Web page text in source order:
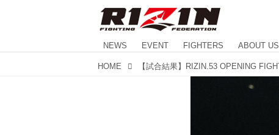
NEWS EVENT FIGHTERS ABOUT US
HOME